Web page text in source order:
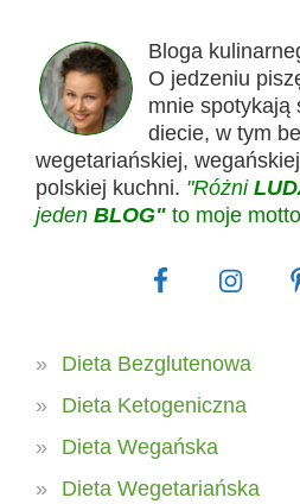
Bloga
O jedzeniu
mnie spotykają
diecie, w tym
wegetariańskiej,
polskiej kuchni. "Różni
jeden BLOG" to moje
Dieta Bezglutenowa
Dieta Ketogeniczna
Dieta Wegańska
Dieta Wegetariańska